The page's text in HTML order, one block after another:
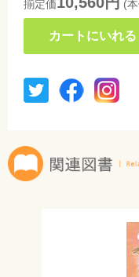
揃定価 (
カートにいれる